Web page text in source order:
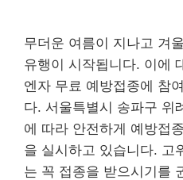
무더운 여름이 지나고 겨
유행이 시작됩니다. 이에
엔자 무료 예방접종에 참
다. 서울특별시 송파구 위
에 따라 안전하게 예방접
을 실시하고 있습니다. 고
는 꼭 접종을 받으시기를